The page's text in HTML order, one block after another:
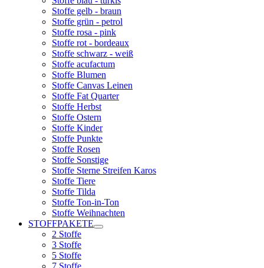
Stoffe gelb - braun
Stoffe grün - petrol
Stoffe rosa - pink
Stoffe rot - bordeaux
Stoffe schwarz - weiß
Stoffe acufactum
Stoffe Blumen
Stoffe Canvas Leinen
Stoffe Fat Quarter
Stoffe Herbst
Stoffe Ostern
Stoffe Kinder
Stoffe Punkte
Stoffe Rosen
Stoffe Sonstige
Stoffe Sterne Streifen Karos
Stoffe Tiere
Stoffe Tilda
Stoffe Ton-in-Ton
Stoffe Weihnachten
STOFFPAKETE
2 Stoffe
3 Stoffe
5 Stoffe
7 Stoffe